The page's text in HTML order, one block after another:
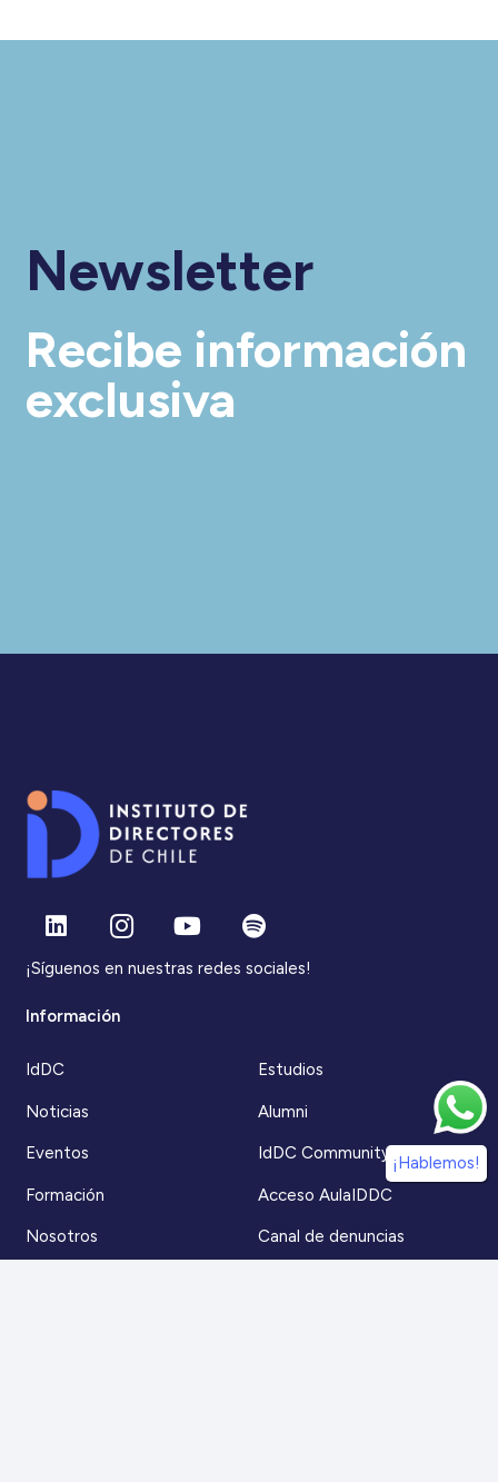
Newsletter
Recibe información
exclusiva
¡Síguenos en nuestras redes sociales!
Información
IdDC
Noticias
Eventos
Formación
Nosotros
Estudios
Alumni
IdDC Community
Acceso AulaIDDC
Canal de denuncias
¡Hablemos!